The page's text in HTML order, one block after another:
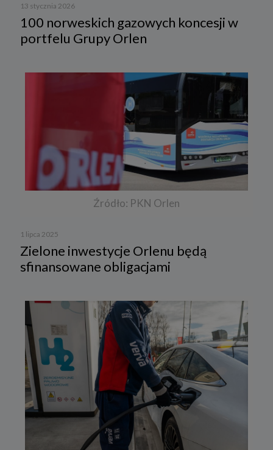
13 stycznia 2026
100 norweskich gazowych koncesji w
portfelu Grupy Orlen
Źródło: PKN Orlen
1 lipca 2025
Zielone inwestycje Orlenu będą
sfinansowane obligacjami